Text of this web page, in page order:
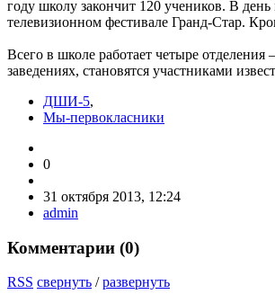
году школу закончит 120 учеников. В
телевизионном фестивале Гранд-Стар.
Всего в школе работает четыре
заведениях, становятся участниками
ДШИ-5,
Мы-первокласники
0
31 октября 2013, 12:24
admin
Комментарии (0)
RSS свернуть /развернуть